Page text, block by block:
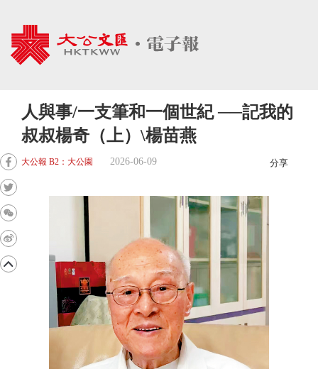
人與事/一支筆和一個世紀 ──記我的
叔叔楊奇（上）\楊苗燕
大公報 B2：大公園 2026-06-09 分享